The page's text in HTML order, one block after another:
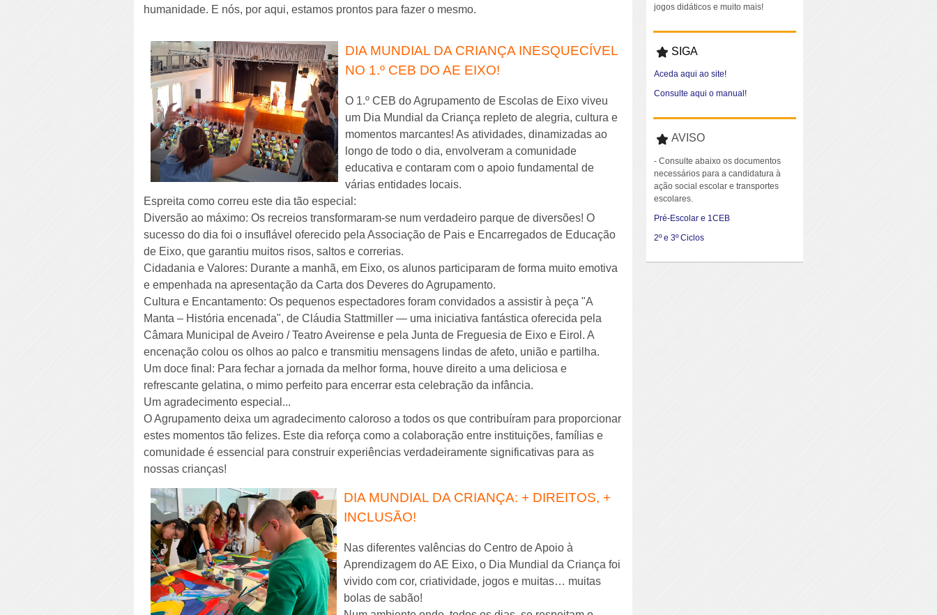
humanidade. E nós, por aqui, estamos prontos para fazer o mesmo.
DIA MUNDIAL DA CRIANÇA INESQUECÍVEL
NO 1.º CEB DO AE EIXO!
O 1.º CEB do Agrupamento de Escolas de Eixo viveu
um Dia Mundial da Criança repleto de alegria, cultura e
momentos marcantes! As atividades, dinamizadas ao
longo de todo o dia, envolveram a comunidade
educativa e contaram com o apoio fundamental de
várias entidades locais.
Espreita como correu este dia tão especial:
Diversão ao máximo: Os recreios transformaram-se num verdadeiro parque de diversões! O
sucesso do dia foi o insuflável oferecido pela Associação de Pais e Encarregados de Educação
de Eixo, que garantiu muitos risos, saltos e correrias.
Cidadania e Valores: Durante a manhã, em Eixo, os alunos participaram de forma muito emotiva
e empenhada na apresentação da Carta dos Deveres do Agrupamento.
Cultura e Encantamento: Os pequenos espectadores foram convidados a assistir à peça "A
Manta – História encenada", de Cláudia Stattmiller — uma iniciativa fantástica oferecida pela
Câmara Municipal de Aveiro / Teatro Aveirense e pela Junta de Freguesia de Eixo e Eirol. A
encenação colou os olhos ao palco e transmitiu mensagens lindas de afeto, união e partilha.
Um doce final: Para fechar a jornada da melhor forma, houve direito a uma deliciosa e
refrescante gelatina, o mimo perfeito para encerrar esta celebração da infância.
Um agradecimento especial...
O Agrupamento deixa um agradecimento caloroso a todos os que contribuíram para proporcionar
estes momentos tão felizes. Este dia reforça como a colaboração entre instituições, famílias e
comunidade é essencial para construir experiências verdadeiramente significativas para as
nossas crianças!
DIA MUNDIAL DA CRIANÇA: + DIREITOS, +
INCLUSÃO!
Nas diferentes valências do Centro de Apoio à
Aprendizagem do AE Eixo, o Dia Mundial da Criança foi
vivido com cor, criatividade, jogos e muitas… muitas
bolas de sabão!
jogos didáticos e muito mais!
SIGA
Aceda aqui ao site!
Consulte aqui o manual!
AVISO
- Consulte abaixo os documentos
necessários para a candidatura à
ação social escolar e transportes
escolares.
Pré-Escolar e 1CEB
2º e 3º Ciclos